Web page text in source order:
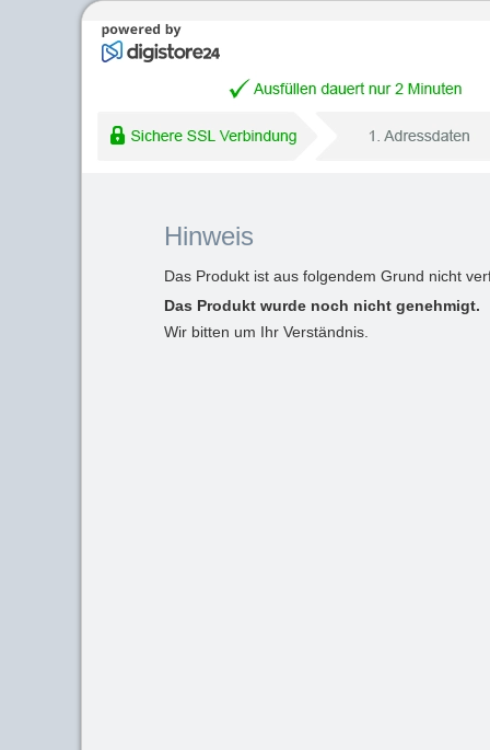
Hinweis
Das Produkt ist aus folgendem Grund nicht
Das Produkt wurde noch nicht genehmigt.
Wir bitten um Ihr Verständnis.